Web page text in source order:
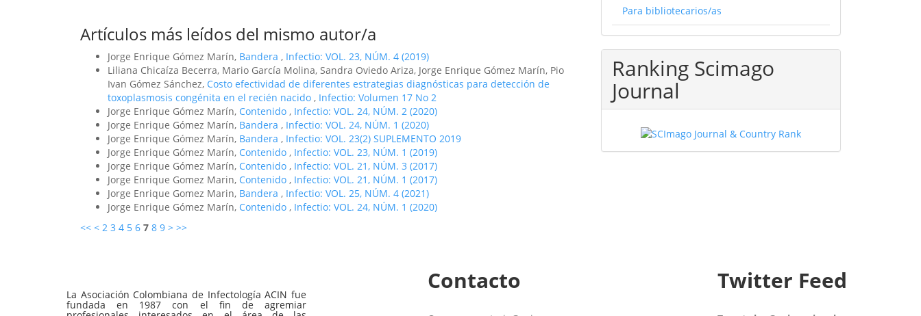
Artículos más leídos del mismo autor/a
Jorge Enrique Gómez Marín, Bandera , Infectio: VOL. 23, NÚM. 4 (2019)
Liliana Chicaíza Becerra, Mario García Molina, Sandra Oviedo Ariza, Jorge Enrique Gómez Marín, Pio
Ivan Gómez Sánchez, Costo efectividad de diferentes estrategias diagnósticas para detección de
toxoplasmosis congénita en el recién nacido , Infectio: Volumen 17 No 2
Jorge Enrique Gómez Marín, Contenido , Infectio: VOL. 24, NÚM. 2 (2020)
Jorge Enrique Gómez Marín, Bandera , Infectio: VOL. 24, NÚM. 1 (2020)
Jorge Enrique Gómez Marín, Bandera , Infectio: VOL. 23(2) SUPLEMENTO 2019
Jorge Enrique Gómez Marín, Contenido , Infectio: VOL. 23, NÚM. 1 (2019)
Jorge Enrique Gómez Marín, Contenido , Infectio: VOL. 21, NÚM. 3 (2017)
Jorge Enrique Gomez Marin, Contenido , Infectio: VOL. 21, NÚM. 1 (2017)
Jorge Enrique Gomez Marin, Bandera , Infectio: VOL. 25, NÚM. 4 (2021)
Jorge Enrique Gómez Marín, Contenido , Infectio: VOL. 24, NÚM. 1 (2020)
<< < 2 3 4 5 6 7 8 9 > >>
Para bibliotecarios/as
Ranking Scimago
Journal
La Asociación Colombiana de Infectología ACIN fue
fundada en 1987 con el fin de agremiar
Contacto Twitter Feed